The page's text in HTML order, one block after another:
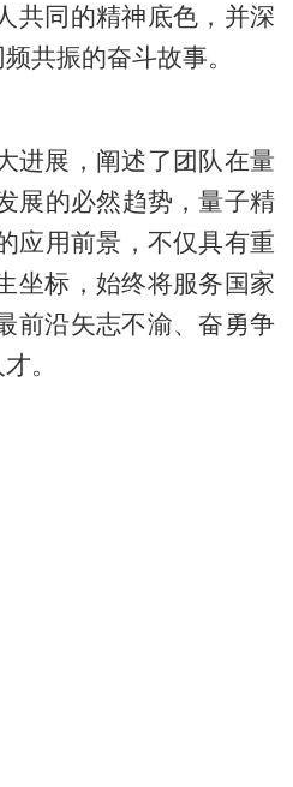
共同的精神底色，并深
共振的奋斗故事。
进展，阐述了团队在量
展的必然趋势，量子精
应用前景，不仅具有重
坐标，始终将服务国家
前沿矢志不渝、奋勇争
。